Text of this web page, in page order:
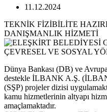
11.12.2024
TEKNİK FİZİBİLİTE
DANIŞMANLIK HİZMETİ
Dünya Bankası (DB) ve
destekle İLBANK A.Ş.
(SŞP) projeler dizisi
kamu hizmetlerinin altyapı
amaçlamaktadır.